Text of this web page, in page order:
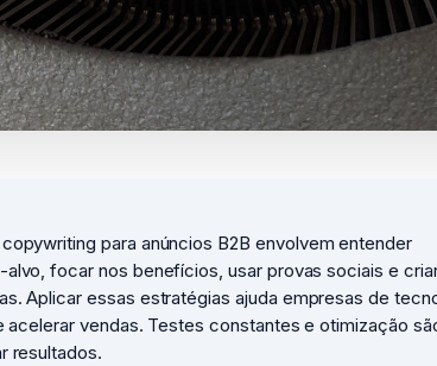
para anúncios B2B envolvem entender
focar nos benefícios, usar provas sociais e
Aplicar essas estratégias ajuda empresas de
acelerar vendas. Testes constantes e otimização
resultados.